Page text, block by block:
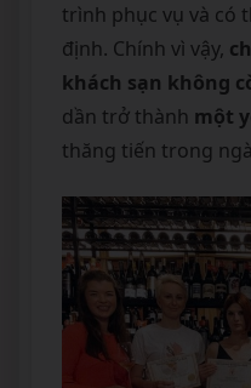
trình phục vụ và có
định. Chính vì vậy,
khách sạn không
dần trở thành một
thăng tiến trong